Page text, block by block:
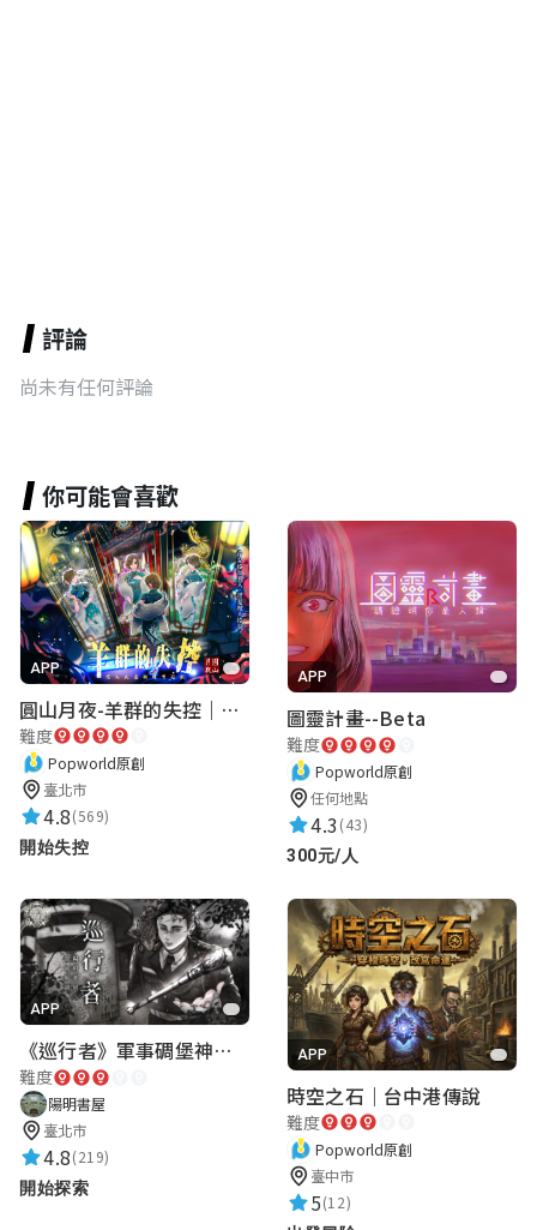
評論
尚未有任何評論
你可能會喜歡
APP
圓山月夜-羊群的失控｜圓山飯店 ARG實境解謎遊戲
難度
Popworld原創
臺北市
4.8(569)
開始失控
APP
圖靈計畫--Beta
難度
Popworld原創
任何地點
4.3(43)
300元/人
APP
《巡行者》軍事碉堡神秘探索｜陽明書屋實境遊戲
難度
陽明書屋
臺北市
4.8(219)
開始探索
APP
時空之石｜台中港傳說
難度
Popworld原創
臺中市
5(12)